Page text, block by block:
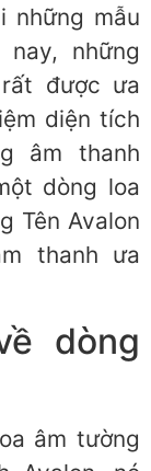
những mẫu
những
được ưa
diện tích
âm thanh
dòng loa
Tên Avalon
thanh ưa
dòng
âm tường